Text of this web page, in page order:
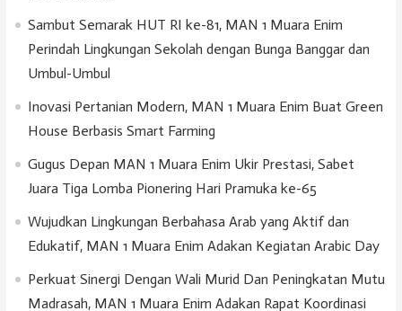
Sambut Semarak HUT RI ke-81, MAN 1 Muara Enim
Perindah Lingkungan Sekolah dengan Bunga Banggar dan
Umbul-Umbul
Inovasi Pertanian Modern, MAN 1 Muara Enim Buat Green
House Berbasis Smart Farming
Gugus Depan MAN 1 Muara Enim Ukir Prestasi, Sabet
Juara Tiga Lomba Pionering Hari Pramuka ke-65
Wujudkan Lingkungan Berbahasa Arab yang Aktif dan
Edukatif, MAN 1 Muara Enim Adakan Kegiatan Arabic Day
Perkuat Sinergi Dengan Wali Murid Dan Peningkatan Mutu
Madrasah, MAN 1 Muara Enim Adakan Rapat Koordinasi